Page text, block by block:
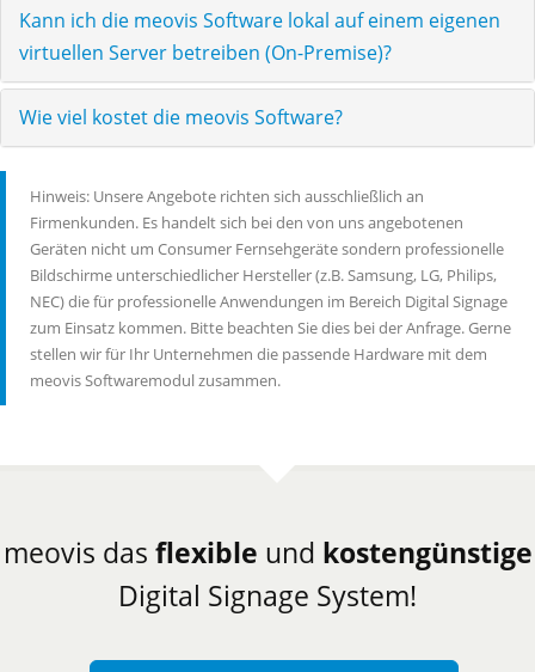
Kann ich die meovis Software lokal auf einem eigenen
virtuellen Server betreiben (On-Premise)?
Wie viel kostet die meovis Software?
Hinweis: Unsere Angebote richten sich ausschließlich an
Firmenkunden. Es handelt sich bei den von uns angebotenen
Geräten nicht um Consumer Fernsehgeräte sondern professionelle
Bildschirme unterschiedlicher Hersteller (z.B. Samsung, LG, Philips,
NEC) die für professionelle Anwendungen im Bereich Digital Signage
zum Einsatz kommen. Bitte beachten Sie dies bei der Anfrage. Gerne
stellen wir für Ihr Unternehmen die passende Hardware mit dem
meovis Softwaremodul zusammen.
meovis das flexible und kostengünstige
Digital Signage System!